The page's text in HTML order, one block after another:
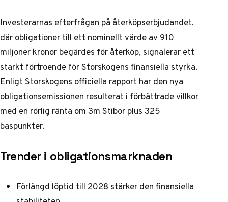
Investerarnas efterfrågan på återköpserbjudandet,
där obligationer till ett nominellt värde av 910
miljoner kronor begärdes för återköp, signalerar ett
starkt förtroende för Storskogens finansiella styrka.
EnligtStorskogens officiella rapport har den nya
obligationsemissionen resulterat i förbättrade villkor
med en rörlig ränta om 3m Stibor plus 325
baspunkter.
Trender i obligationsmarknaden
Förlängd löptid till 2028 stärker den finansiella